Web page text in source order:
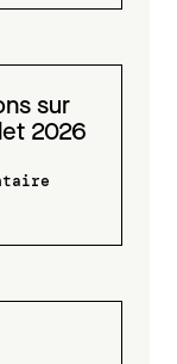
sur
2026